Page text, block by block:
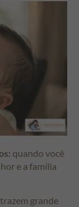
quando você
e a família
grande